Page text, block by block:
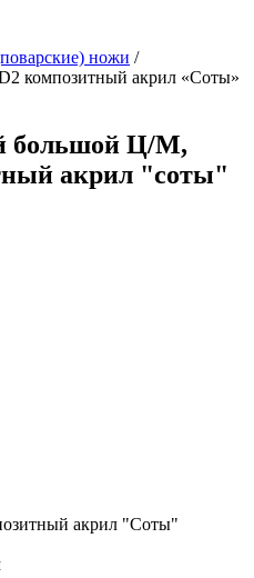
ножи /
композитный акрил «Соты»
большой Ц/М,
акрил "соты"
акрил "Соты"